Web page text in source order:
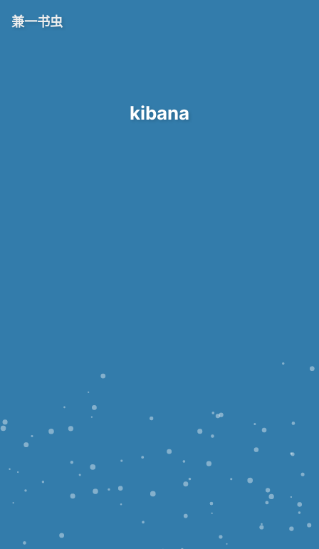
兼一书虫
kibana